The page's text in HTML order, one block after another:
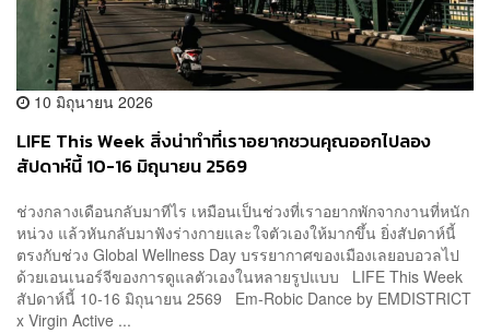
10 มิถุนายน 2026
LIFE This Week สิ่งน่าทำที่เราอยากชวนคุณออกไปลอง
สัปดาห์นี้ 10-16 มิถุนายน 2569
ช่วงกลางเดือนกลับมาทีไร เหมือนเป็นช่วงที่เราอยากพักจากงานที่หนัก
หน่วง แล้วหันกลับมาฟังร่างกายและใจตัวเองให้มากขึ้น ยิ่งสัปดาห์นี้
ตรงกับช่วง Global Wellness Day บรรยากาศของเมืองเลยอบอวลไป
ด้วยเอนเนอร์จีของการดูแลตัวเองในหลายรูปแบบ LIFE This Week
สัปดาห์นี้ 10-16 มิถุนายน 2569 Em-Robic Dance by EMDISTRICT
x Virgin Active ...